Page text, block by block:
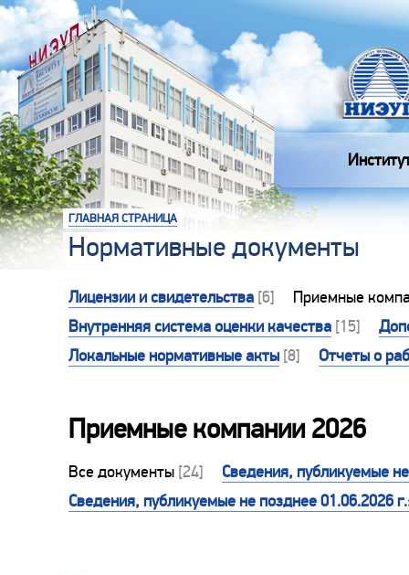
ГЛАВНАЯ СТРАНИЦА
Нормативные документы
Лицензии и свидетельства [6]
Приемные
Внутренняя система оценки качества [15]
Локальные нормативные акты [8] Отчеты о
Приемные компании 2026
Все документы [24]
Сведения, публикуемые
Сведения, публикуемые не позднее 01.06.2026